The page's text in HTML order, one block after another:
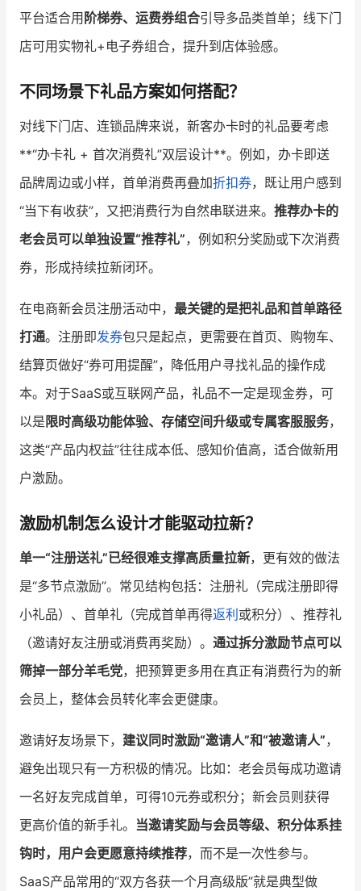
平台适合用 阶梯券、运费券组合引导多品类首单；线下门
店可用实物礼+电子券组合，提升到店体验感。
不同场景下礼品方案如何搭配？
对线下门店、连锁品牌来说，新客办卡时的礼品要考虑
**“办卡礼 + 首次消费礼”双层设计**。例如，办卡即送
品牌周边或小样，首单消费再叠加折扣券，既让用户感到
“当下有收获”，又把消费行为自然串联进来。 推荐办卡的
老会员可以单独设置“推荐礼”，例如积分奖励或下次消费
券，形成持续拉新闭环。
在电商新会员注册活动中， 最关键的是把礼品和首单路径
打通。注册即发券包只是起点，更需要在首页、购物车、
结算页做好“券可用提醒”，降低用户寻找礼品的操作成
本。对于SaaS或互联网产品，礼品不一定是现金券，可
以是 限时高级功能体验、存储空间升级或专属客服服务，
这类“产品内权益”往往成本低、感知价值高，适合做新用
户激励。
激励机制怎么设计才能驱动拉新？
单一“注册送礼”已经很难支撑高质量拉新，更有效的做法
是“多节点激励”。常见结构包括：注册礼（完成注册即得
小礼品）、首单礼（完成首单再得返利 或积分）、推荐礼
（邀请好友注册或消费再奖励）。 通过拆分激励节点可以
筛掉一部分羊毛党，把预算更多用在真正有消费行为的新
会员上，整体会员转化率会更健康。
邀请好友场景下， 建议同时激励“邀请人”和“被邀请人”，
避免出现只有一方积极的情况。比如：老会员每成功邀请
一名好友完成首单，可得10元券或积分；新会员则获得
更高价值的新手礼。 当邀请奖励与会员等级、积分体系挂
钩时，用户会更愿意持续推荐，而不是一次性参与。
SaaS产品常用的“双方各获一个月高级版”就是典型做